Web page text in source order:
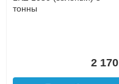
ф110 х 500мм "Ostendorf"
тонны
2 170